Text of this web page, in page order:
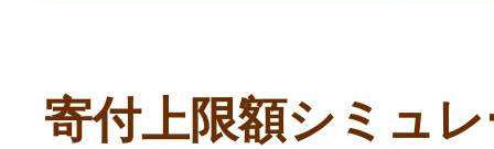
寄付上限額シミュ